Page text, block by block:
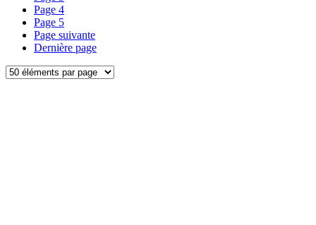
Page 4
Page 5
Page suivante
Dernière page